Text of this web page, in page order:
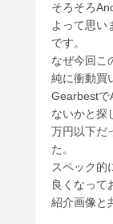
そろそろ
よって思い
です。
なぜ今回こ
純に衝動買
Gearbestで
ないかと探
万円以下だ
た。
スペック的
良くなって
紹介画像と